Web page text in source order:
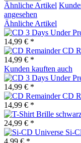
Ähnliche Artikel
angesehen
Ähnliche Artikel
14,99 € *
CD
14,99 € *
Kunden kauften auch
14,99 € *
CD
14,99 € *
24,99 € *
Si-
4,99 € *